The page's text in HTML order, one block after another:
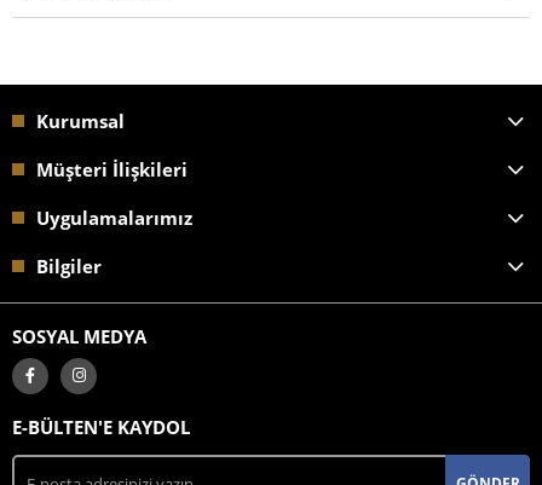
Kurumsal
Müşteri İlişkileri
Uygulamalarımız
Bilgiler
SOSYAL MEDYA
E-BÜLTEN'E KAYDOL